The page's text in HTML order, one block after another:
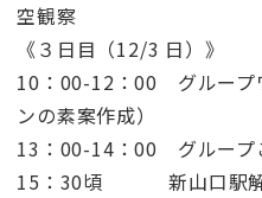
空観察
《３日目（12/3 日）》
10：00-12：00 グループ
ンの素案作成）
13：00-14：00 グループ
15：30頃 新山口駅